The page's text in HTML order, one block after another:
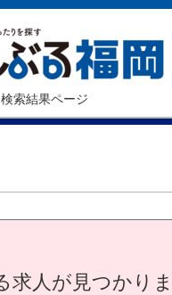
検索結果ページ
求人が見つかり